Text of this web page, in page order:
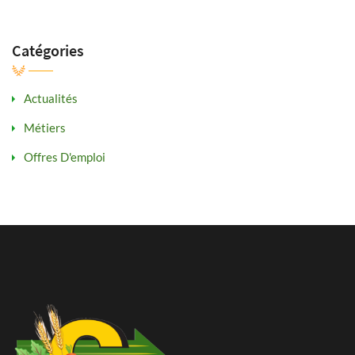
Catégories
Actualités
Métiers
Offres D'emploi